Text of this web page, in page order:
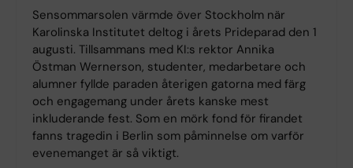
Sensommarsolen värmde över Stockholm när
Karolinska Institutet deltog i årets Prideparad den 1
augusti. Tillsammans med KI:s rektor Annika
Östman Wernerson, studenter, medarbetare och
alumner fyllde paraden återigen gatorna med färg
och engagemang under årets kanske mest
inkluderande fest. Som en mörk fond för firandet
fanns tragedin i Berlin som påminnelse om varför
evenemanget är så viktigt.